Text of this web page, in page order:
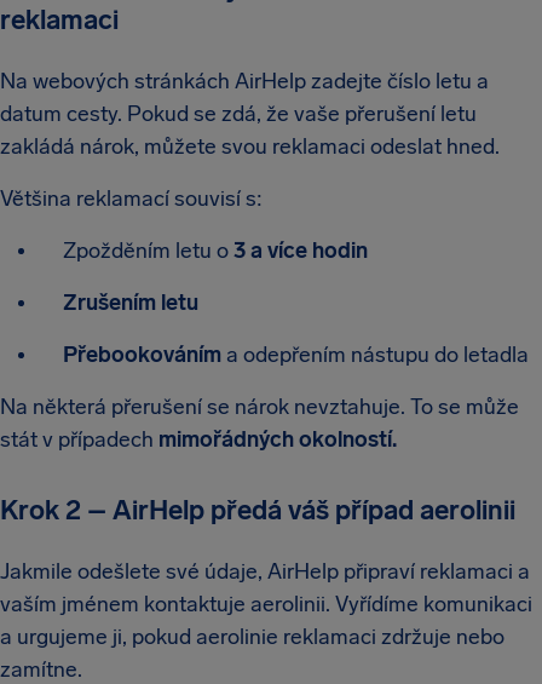
reklamaci
Na webových stránkách AirHelp zadejte číslo letu a
datum cesty. Pokud se zdá, že vaše přerušení letu
zakládá nárok, můžete svou reklamaci odeslat hned.
Většina reklamací souvisí s:
Zpožděním letu o3 a více hodin
Zrušením letu
Přebookováním a odepřením nástupu do letadla
Na některá přerušení se nárok nevztahuje. To se může
stát v případech mimořádných okolností.
Krok 2 – AirHelp předá váš případ aerolinii
Jakmile odešlete své údaje, AirHelp připraví reklamaci a
vaším jménem kontaktuje aerolinii. Vyřídíme komunikaci
a urgujeme ji, pokud aerolinie reklamaci zdržuje nebo
zamítne.